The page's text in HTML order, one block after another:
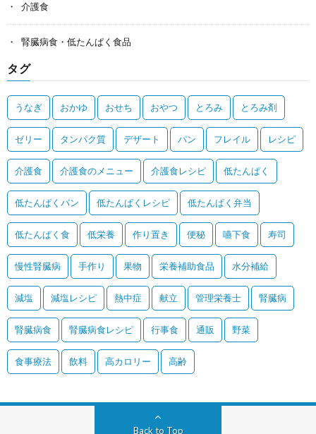
介護食
腎臓病食・低たんぱく食品
タグ
うなぎ おかゆ おせち おやつ とろみ とろみ剤
ゼリー タンパク質 デザート パン フレイル レシピ
介護食 介護食のメニュー 介護食レシピ 低たんぱく
低たんぱくパン 低たんぱくレシピ 低たんぱく弁当
低たんぱく食 低栄養 作り置き 便秘 嚥下食 寿司
慢性腎臓病 手作り 果物 栄養補助食品 水分補給
減塩 減塩レシピ 熱中症 献立 管理栄養士 腎臓病
腎臓病食 腎臓病食レシピ 行事食 通販 野菜
食事療法 飲料 高カロリー 高齢
Back to Top